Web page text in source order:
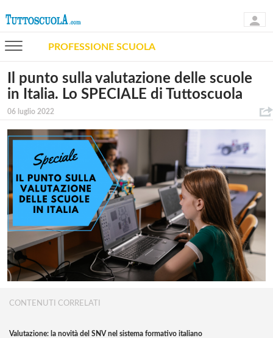
PROFESSIONE SCUOLA
Il punto sulla valutazione delle scuole
in Italia. Lo SPECIALE di Tuttoscuola
06 luglio 2022
CONTENUTI CORRELATI
Valutazione: la novità del SNV nel sistema formativo italiano